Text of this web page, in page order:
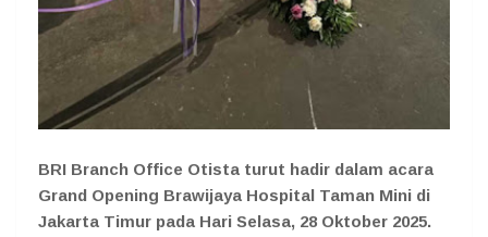
BRI Branch Office Otista turut hadir dalam acara
Grand Opening Brawijaya Hospital Taman Mini di
Jakarta Timur pada Hari Selasa, 28 Oktober 2025.